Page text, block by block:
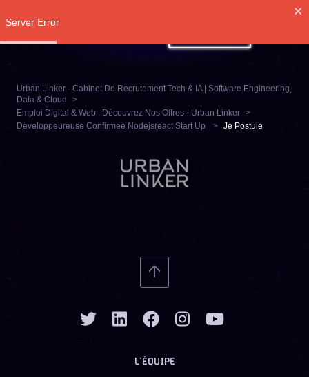
Urban Linker - Cabinet De Recrutement Tech & IA | Software Engineering,
Data & Cloud
Emploi Digital & Web : Découvrez Nos Offres - Urban Linker
Developpeureuse Confirmee Nodejsreact Start Up
Je Postule
L’ÉQUIPE
Server Error